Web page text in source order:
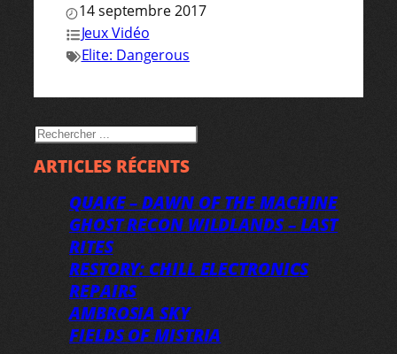
14 septembre 2017
Jeux Vidéo
Elite: Dangerous
RECHERCHER
ARTICLES RÉCENTS
QUAKE – DAWN OF THE MACHINE
GHOST RECON WILDLANDS – LAST
RITES
RESTORY: CHILL ELECTRONICS
REPAIRS
AMBROSIA SKY
FIELDS OF MISTRIA